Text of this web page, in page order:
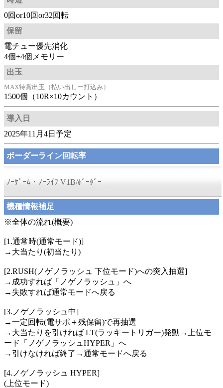
0回or10回or32回転
保留
電チュー優先消化
4個+4個メモリー
出玉
MAX特賞出玉（払い出しー打込み）
1500個（10R×10カウント）
導入日
2025年11月4日予定
ボーダーライン回転率
ﾉｰｹﾞｰﾑ・ﾉｰﾗｲﾌ V1B/ﾎﾞｰﾀﾞｰ
機種情報補足
※全体の流れ(概要)
[1.通常時(通常モード)]
→大当たり(初当たり)
[2.RUSH(ノゲノラッシュ 下位モード)への突入抽選]
→成功すれば「ノゲノラッシュ」へ
→失敗すれば通常モードへ戻る
[3.ノゲノラッシュ中]
→一定回転(電サポ＋残保留)で再抽選
→大当たりを引ければ LT(ラッキートリガー)発動→上位モ
ード「ノゲノラッシュHYPER」へ
→引けなければ終了→通常モードへ戻る
[4.ノゲノラッシュ HYPER]
(上位モード)